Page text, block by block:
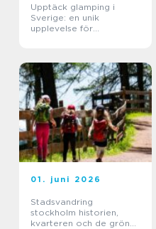
Upptäck glamping i
Sverige: en unik
upplevelse för
01. juni 2026
Stadsvandring
stockholm historien,
kvarteren och de gröna